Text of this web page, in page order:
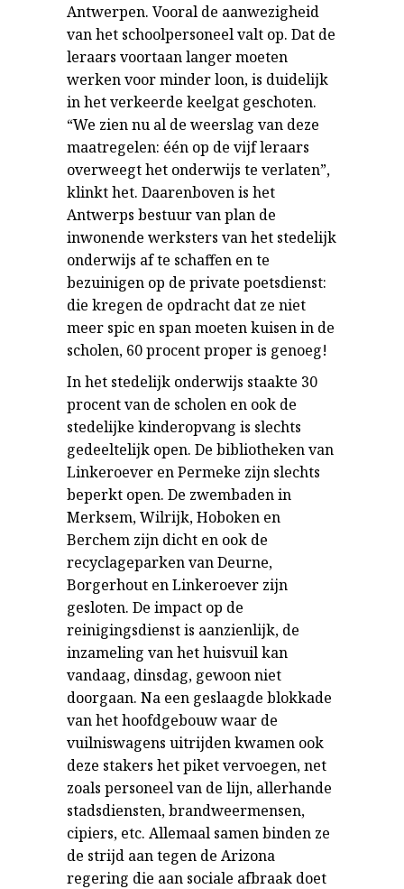
Antwerpen. Vooral de aanwezigheid
van het schoolpersoneel valt op. Dat de
leraars voortaan langer moeten
werken voor minder loon, is duidelijk
in het verkeerde keelgat geschoten.
“We zien nu al de weerslag van deze
maatregelen: één op de vijf leraars
overweegt het onderwijs te verlaten”,
klinkt het. Daarenboven is het
Antwerps bestuur van plan de
inwonende werksters van het stedelijk
onderwijs af te schaffen en te
bezuinigen op de private poetsdienst:
die kregen de opdracht dat ze niet
meer spic en span moeten kuisen in de
scholen, 60 procent proper is genoeg!
In het stedelijk onderwijs staakte 30
procent van de scholen en ook de
stedelijke kinderopvang is slechts
gedeeltelijk open. De bibliotheken van
Linkeroever en Permeke zijn slechts
beperkt open. De zwembaden in
Merksem, Wilrijk, Hoboken en
Berchem zijn dicht en ook de
recyclageparken van Deurne,
Borgerhout en Linkeroever zijn
gesloten. De impact op de
reinigingsdienst is aanzienlijk, de
inzameling van het huisvuil kan
vandaag, dinsdag, gewoon niet
doorgaan. Na een geslaagde blokkade
van het hoofdgebouw waar de
vuilniswagens uitrijden kwamen ook
deze stakers het piket vervoegen, net
zoals personeel van de lijn, allerhande
stadsdiensten, brandweermensen,
cipiers, etc. Allemaal samen binden ze
de strijd aan tegen de Arizona
regering die aan sociale afbraak doet